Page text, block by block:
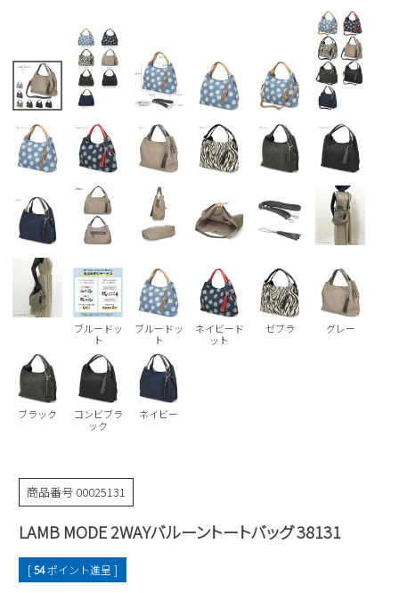
ウェア
Parade
SKECHERS
new balance
puma
ブーツ
ウェア
Parade
SKECHERS
GAP
EDWIN
new balance
ブーツ
Parade
SKECHERS
new balance
asics
瞬足
ボディバッグ
ハンドバッグ
ビジネスバッグ
トートバッグ
ショルダーバッグ
財布
ケア用品
雑貨
店舗一覧
会員サービス
お問い合わせ
メルマガ購買
営業日カレンダー
休業日 お問い合わせ窓口休業日
2026 年8月
2
3
9
10 11 12 13 14
15
16
17
23
24
ブルードッ
ト
ブルードッ
ト
ネイビード
ット
ゼブラ グレー
ブラック
コンビブラ
ック
ネイビー
商品番号 00025131
LAMB MODE 2WAYバルーントートバッグ 38131
[54ポイント進呈 ]